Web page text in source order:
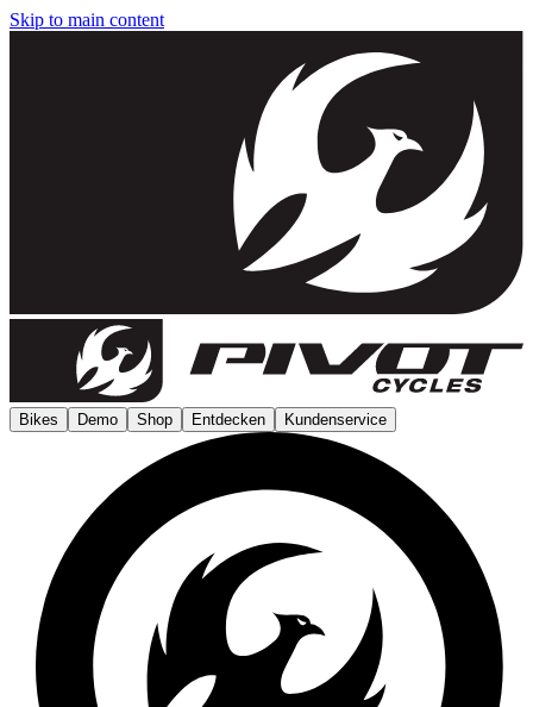
Skip to main content
Bikes Demo Shop Entdecken Kundenservice